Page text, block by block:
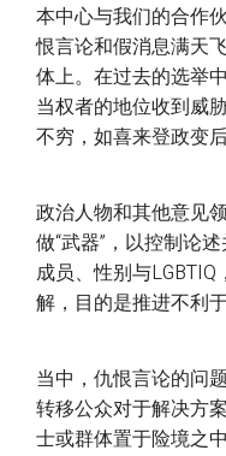
本中心与我们的合作
恨言论和假消息满天
体上。在过去的选举
当权者的地位收到威
不穷，如喜来登政变
政治人物和其他意见
做“武器”，以控制论
成员、性别与
解，目的是推进不利
当中，仇恨言论的问
转移公众对于解决方
士或群体置于险境之中